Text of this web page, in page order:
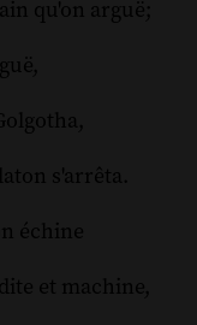
qu'on arguë;
s'arrêta.
échine
et machine,